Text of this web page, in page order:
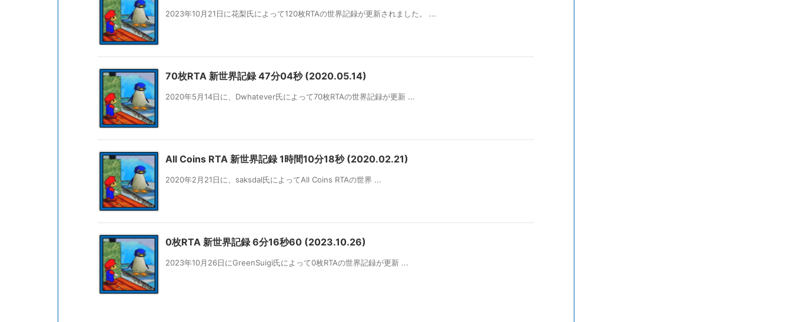
2023年10月21日に花梨氏によって120枚RTAの世界記録が更新されました。 ...
70枚RTA 新世界記録 47分04秒 (2020.05.14)
2020年5月14日に、Dwhatever氏によって70枚RTAの世界記録が更新 ...
All Coins RTA 新世界記録 1時間10分18秒 (2020.02.21)
2020年2月21日に、saksdal氏によってAll Coins RTAの世界 ...
0枚RTA 新世界記録 6分16秒60 (2023.10.26)
2023年10月26日にGreenSuigi氏によって0枚RTAの世界記録が更新 ...